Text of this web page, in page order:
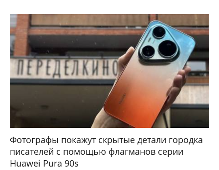
Фотографы покажут скрытые детали городка
писателей с помощью флагманов серии
Huawei Pura 90s